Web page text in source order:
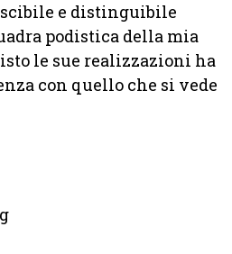
e distinguibile
podistica della mia
le sue realizzazioni ha
con quello che si vede